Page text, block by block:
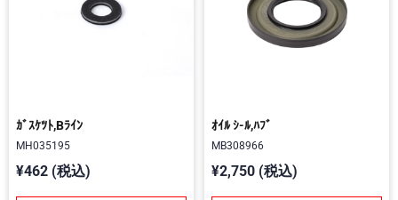
ｶﾞｽｹﾂﾄ,Bﾗｲﾝ
MH035195
¥462 (税込)
ｵｲﾙ ｼ-ﾙ,ﾊﾌﾞ
MB308966
¥2,750 (税込)